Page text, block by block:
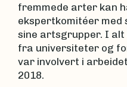
fremmede arter kan
ekspertkomitéer med
sine artsgrupper. I alt
fra universiteter og
var involvert i
2018.